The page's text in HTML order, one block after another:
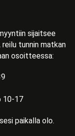
sijaitsee
reilu tunnin matkan
osoitteessa:
10-17
paikalla olo.